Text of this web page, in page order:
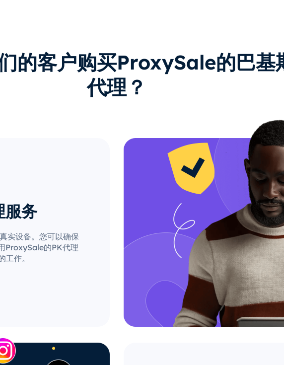
的客户购买ProxySale的巴基
代理？
服务
实设备。您可以确保
ProxySale的PK代理
作。